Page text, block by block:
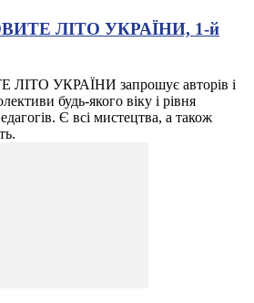
ЛІТО УКРАЇНИ, 1-й
УКРАЇНИ запрошує авторів і
будь-якого віку і рівня
Є всі мистецтва, а також